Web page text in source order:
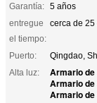
Garantía: 5 años
entregue
el tiempo:
cerca de
Puerto:
Qingdao,
Alta luz:
Armario
Armario
Armario de